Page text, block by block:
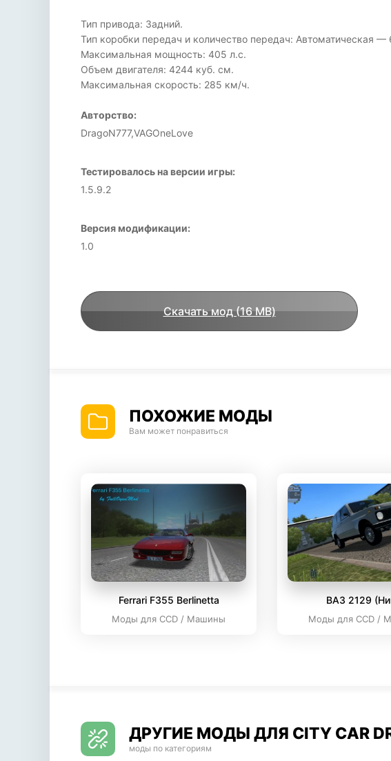
Тип привода: Задний.
Тип коробки передач и количество передач: Автоматическая —
Максимальная мощность: 405 л.с.
Объем двигателя: 4244 куб. см.
Максимальная скорость: 285 км/ч.
Авторство:
DragoN777,VAGOneLove
Тестировалось на версии игры:
1.5.9.2
Версия модификации:
1.0
Скачать мод (16 MB)
ПОХОЖИЕ МОДЫ
Вам может понравиться
Ferrari F355 Berlinetta
Моды для CCD / Машины
ВАЗ 2129
Моды для CCD /
ДРУГИЕ МОДЫ ДЛЯ CITY CAR
моды по категориям